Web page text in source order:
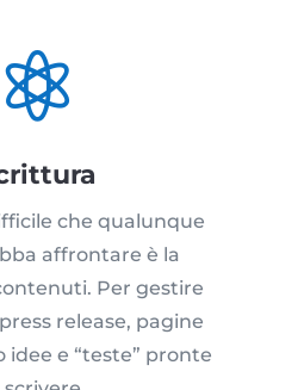

che qualunque
affrontare è la
Per gestire
release, pagine
idee e “teste” pronte